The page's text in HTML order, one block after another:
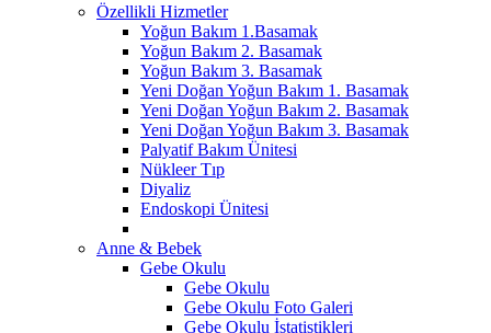
Özellikli Hizmetler
Yoğun Bakım 1.Basamak
Yoğun Bakım 2. Basamak
Yoğun Bakım 3. Basamak
Yeni Doğan Yoğun Bakım 1. Basamak
Yeni Doğan Yoğun Bakım 2. Basamak
Yeni Doğan Yoğun Bakım 3. Basamak
Palyatif Bakım Ünitesi
Nükleer Tıp
Diyaliz
Endoskopi Ünitesi
Anne & Bebek
Gebe Okulu
Gebe Okulu
Gebe Okulu Foto Galeri
Gebe Okulu İstatistikleri